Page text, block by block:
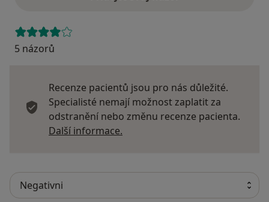
5 názorů
Recenze pacientů jsou pro nás důležité.
Specialisté nemají možnost zaplatit za
odstranění nebo změnu recenze pacienta.
Další informace.